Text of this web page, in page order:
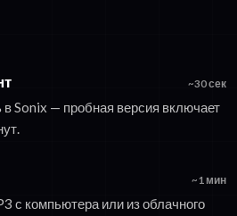
~30 сек
в Sonix — пробная версия включает
~1 мин
с компьютера или из облачного